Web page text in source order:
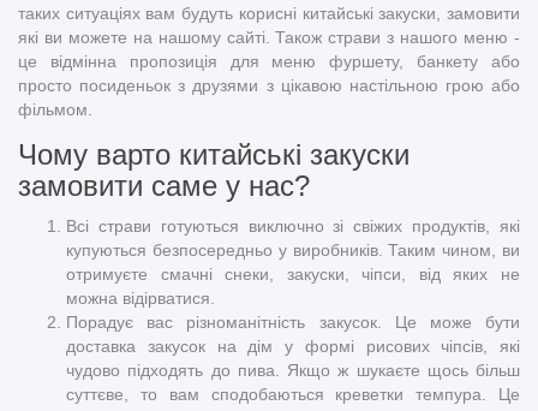
таких ситуаціях вам будуть корисні китайські закуски, замовити
які ви можете на нашому сайті. Також страви з нашого меню -
це відмінна пропозиція для меню фуршету, банкету або
просто посиденьок з друзями з цікавою настільною грою або
фільмом.
Чому варто китайські закуски
замовити саме у нас?
Всі страви готуються виключно зі свіжих продуктів, які
купуються безпосередньо у виробників. Таким чином, ви
отримуєте смачні снеки, закуски, чіпси, від яких не
можна відірватися.
Порадує вас різноманітність закусок. Це може бути
доставка закусок на дім у формі рисових чіпсів, які
чудово підходять до пива. Якщо ж шукаєте щось більш
суттєве, то вам сподобаються креветки темпура. Це